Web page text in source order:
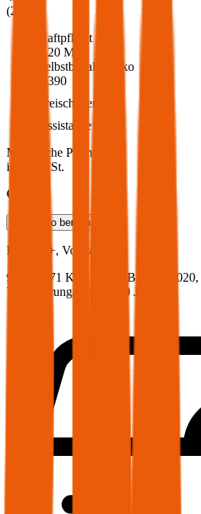
(216
Haftpflicht
€ 20 Mio.
Selbstbehalt Kasko
€ 390
Freischaden
Assistance
Monatliche Prämie
inkl. mVSt.
€ 45,40
Teilkasko berechnen
Ford
Ka+, Vollkasko
96.5 PS/71 KW, diesel, Baujahr 2020,
Versicherungsnehmer 30 Jahre